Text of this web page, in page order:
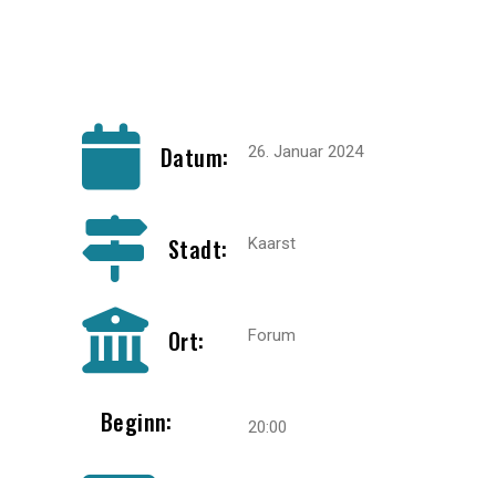
Datum: 26. Januar 2024
Stadt: Kaarst
Ort: Forum
Beginn: 20:00